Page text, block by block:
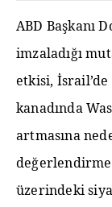
ABD Başkanı
imzaladığı
etkisi,
kanadında
artmasına
üzerindeki